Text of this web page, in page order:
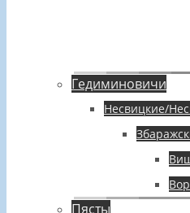
Гедиминовичи
Несвицкие/
Пясты